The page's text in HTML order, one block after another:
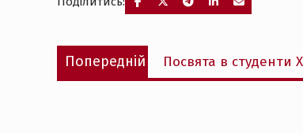
Навігація
записів
Попередній
Попередній
запис:
Посвята в студенти